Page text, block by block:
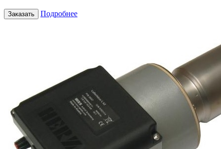
Заказать Подробнее